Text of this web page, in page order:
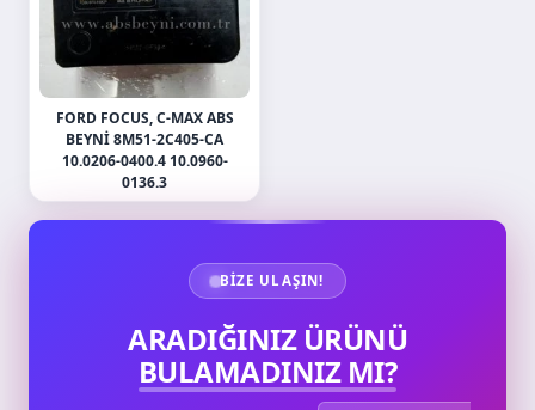
FORD FOCUS, C-MAX ABS
BEYNI 8M51-2C405-CA
10.0206-0400.4 10.0960-
0136.3
BIZE ULAŞIN!
ARADIĞINIZ ÜRÜNÜ
BULAMADINIZ MI?